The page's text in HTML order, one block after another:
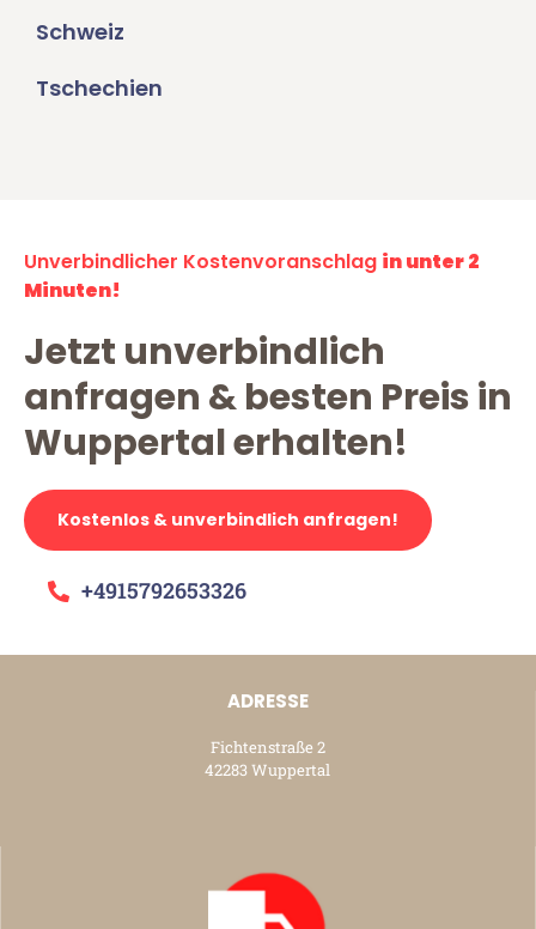
Schweiz
Tschechien
Unverbindlicher Kostenvoranschlag in unter 2
Minuten!
Jetzt unverbindlich
anfragen & besten Preis in
Wuppertal erhalten!
Kostenlos & unverbindlich anfragen!
+4915792653326
ADRESSE
Fichtenstraße 2
42283 Wuppertal